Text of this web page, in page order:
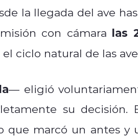
la llegada del ave
con cámara las
ciclo natural de las
— eligió
su decisión.
que marcó un antes y